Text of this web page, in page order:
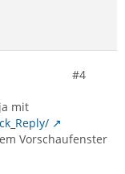
#4
mit
Vorschaufenster